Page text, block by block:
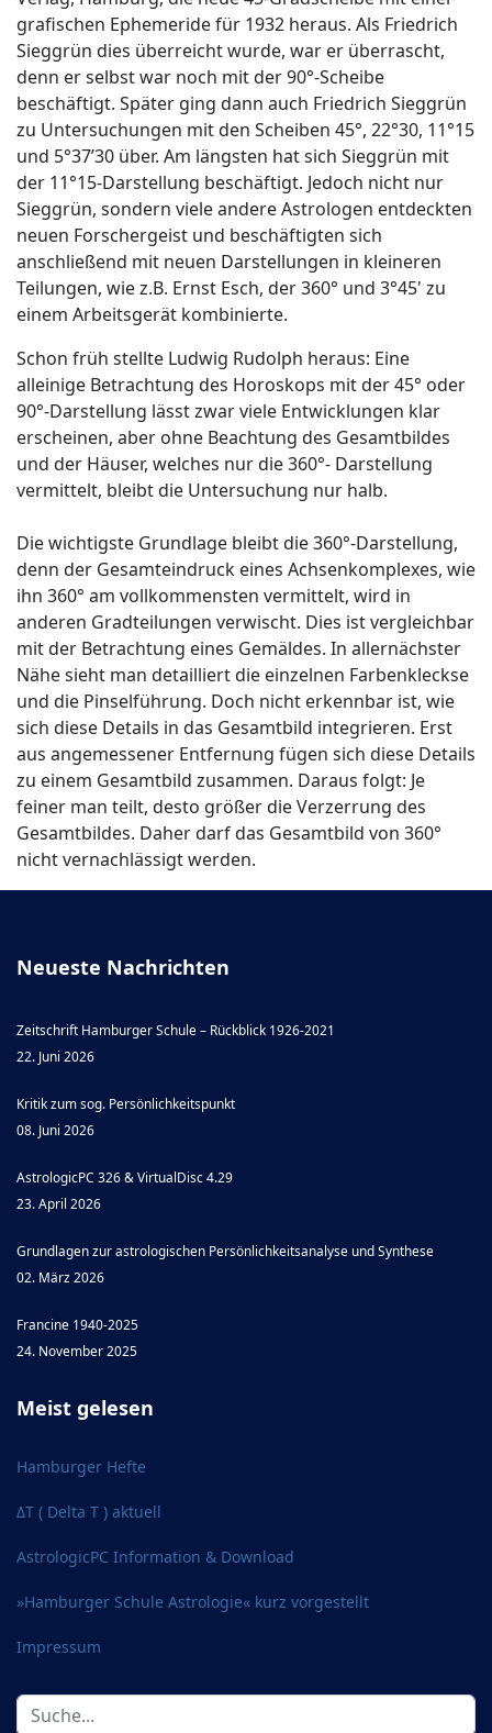
grafischen Ephemeride für 1932 heraus. Als Friedrich
Sieggrün dies überreicht wurde, war er überrascht,
denn er selbst war noch mit der 90°-Scheibe
beschäftigt. Später ging dann auch Friedrich Sieggrün
zu Untersuchungen mit den Scheiben 45°, 22°30, 11°15
und 5°37’30 über. Am längsten hat sich Sieggrün mit
der 11°15-Darstellung beschäftigt. Jedoch nicht nur
Sieggrün, sondern viele andere Astrologen entdeckten
neuen Forschergeist und beschäftigten sich
anschließend mit neuen Darstellungen in kleineren
Teilungen, wie z.B. Ernst Esch, der 360° und 3°45' zu
einem Arbeitsgerät kombinierte.
Schon früh stellte Ludwig Rudolph heraus: Eine
alleinige Betrachtung des Horoskops mit der 45° oder
90°-Darstellung lässt zwar viele Entwicklungen klar
erscheinen, aber ohne Beachtung des Gesamtbildes
und der Häuser, welches nur die 360°- Darstellung
vermittelt, bleibt die Untersuchung nur halb.
Die wichtigste Grundlage bleibt die 360°-Darstellung,
denn der Gesamteindruck eines Achsenkomplexes, wie
ihn 360° am vollkommensten vermittelt, wird in
anderen Gradteilungen verwischt. Dies ist vergleichbar
mit der Betrachtung eines Gemäldes. In allernächster
Nähe sieht man detailliert die einzelnen Farbenkleckse
und die Pinselführung. Doch nicht erkennbar ist, wie
sich diese Details in das Gesamtbild integrieren. Erst
aus angemessener Entfernung fügen sich diese Details
zu einem Gesamtbild zusammen. Daraus folgt: Je
feiner man teilt, desto größer die Verzerrung des
Gesamtbildes. Daher darf das Gesamtbild von 360°
nicht vernachlässigt werden.
Neueste Nachrichten
Zeitschrift Hamburger Schule – Rückblick 1926-2021
22. Juni 2026
Kritik zum sog. Persönlichkeitspunkt
08. Juni 2026
AstrologicPC 326 & VirtualDisc 4.29
23. April 2026
Grundlagen zur astrologischen Persönlichkeitsanalyse und Synthese
02. März 2026
Francine 1940-2025
24. November 2025
Meist gelesen
Hamburger Hefte
ΔT ( Delta T ) aktuell
AstrologicPC Information & Download
»Hamburger Schule Astrologie« kurz vorgestellt
Impressum
Suchen